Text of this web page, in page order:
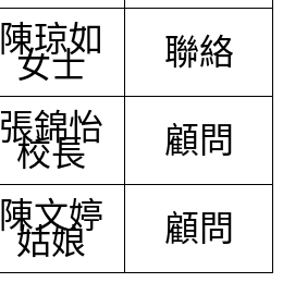
陳琼如
女士 聯絡
張錦怡
校長 顧問
陳文婷
姑娘 顧問